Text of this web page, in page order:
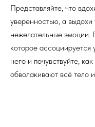
Представляйте, что
уверенностью, а выдохи
нежелательные эмоции.
которое ассоциируется
него и почувствуйте,
обволакивают всё тело